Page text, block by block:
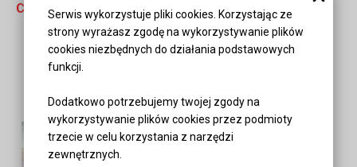
Serwis wykorzystuje pliki cookies. Korzystając ze
strony wyrażasz zgodę na wykorzystywanie plików
cookies niezbędnych do działania podstawowych
funkcji.
Dodatkowo potrzebujemy twojej zgody na
wykorzystywanie plików cookies przez podmioty
trzecie w celu korzystania z narzędzi
zewnętrznych.
Cena:36,00 zł
UNITEC
Cena:39,00 zł